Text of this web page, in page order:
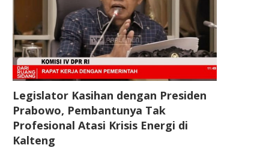
Legislator Kasihan dengan Presiden
Prabowo, Pembantunya Tak
Profesional Atasi Krisis Energi di
Kalteng